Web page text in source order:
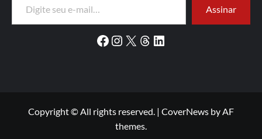
Assinar
Facebook
Instagram
X Threads
LinkedIn
Copyright © All rights reserved. | CoverNews by AF
themes.